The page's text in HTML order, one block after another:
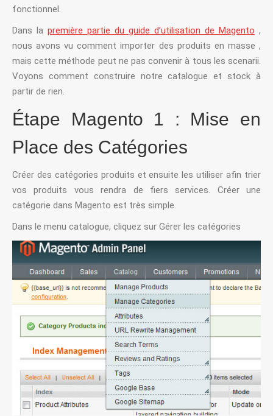
fonctionnel.
Dans la première partie du guide d’utilisation de Magento ,
nous avons vu comment importer des produits en masse ,
mais cette méthode peut ne pas convenir à tous les scenarii.
Voyons comment construire notre catalogue et stock à
partir de rien.
Étape Magento 1 : Mise en
Place des Catégories
Créer des catégories produits et ensuite les utiliser afin trier
vos produits vous rendra de fiers services. Créer une
catégorie dans Magento est très simple.
Dans le menu catalogue, cliquez sur Gérer les catégories